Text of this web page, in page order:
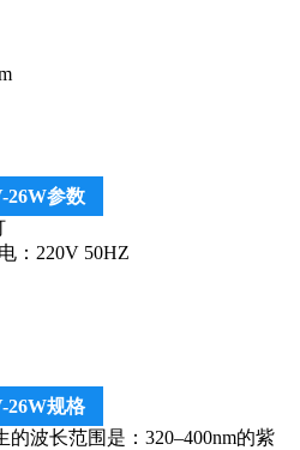
26W参数
：220V 50HZ
26W规格
波长范围是：320–400nm的紫